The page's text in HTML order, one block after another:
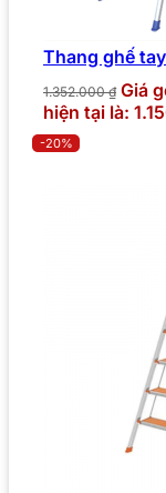
Thang ghế
1.352.000₫ Giá
hiện tại là:
-20%